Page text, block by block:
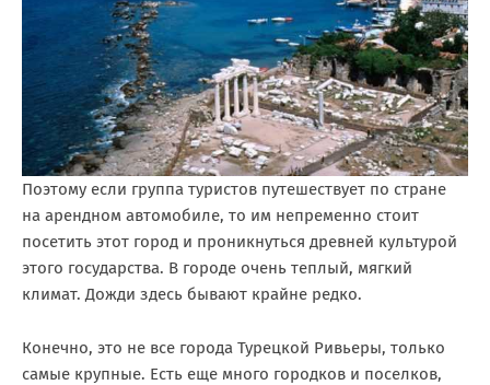
Поэтому если группа туристов путешествует по стране
на арендном автомобиле, то им непременно стоит
посетить этот город и проникнуться древней культурой
этого государства. В городе очень теплый, мягкий
климат. Дожди здесь бывают крайне редко.
Конечно, это не все города Турецкой Ривьеры, только
самые крупные. Есть еще много городков и поселков,